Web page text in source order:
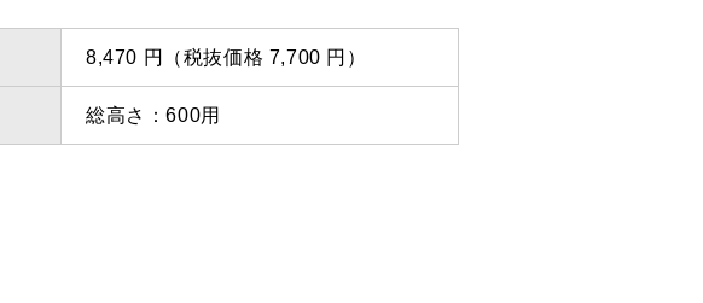
8,470 円（税抜価格 7,700 円）
総高さ：600用